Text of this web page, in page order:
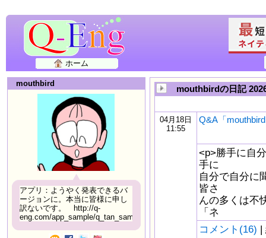
ホーム
mouthbird
アプリ：ようやく発表できるバ
ージョンに。本当に皆様に申し
訳ないです。 http://q-
eng.com/app_sample/q_tan_sample06.html
mouthbirdの日記
04月18日
11:55
Q&A「
<p>勝手に自
手に
自分で自分に
皆さ
んの多くは不
「ネ
コメント(16) |